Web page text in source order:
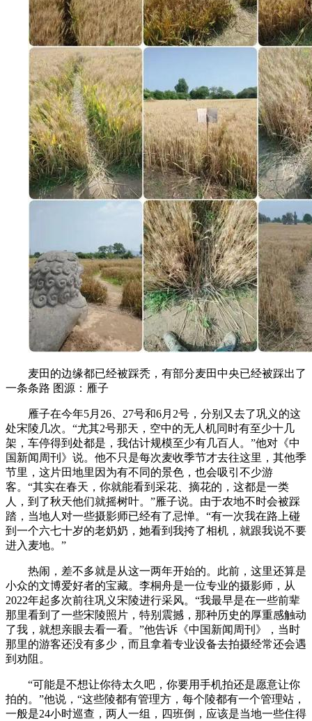
麦田的边缘都已经被踩秃，有部分麦田中央已经被踩出了
一条条路 图源：雁子
雁子在今年5月26、27号和6月2号，分别又去了巩义的这
处宋陵几次。“尤其2号那天，空中的无人机同时有至少十几
架，车停得到处都是，我估计规模至少有几百人。”他对《中
国新闻周刊》说。他不只是每次麦收季节才去往这里，其他季
节里，这片田地里因为有不同的景色，也会吸引不少游
客。“其实在春天，你就能看到采花、摘花的，这都是一类
人，到了秋天他们就摇树叶。”雁子说。由于农地不时会被踩
踏，当地人对一些摄影师已经有了忌惮。“有一次我在路上碰
到一个六七十岁的老奶奶，她看到我挎了相机，就跟我说不要
进入麦地。”
热闹，差不多就是从这一两年开始的。此前，这里还算是
小众的文博爱好者的宝藏。李桐舟是一位专业的摄影师，从
2022年起多次前往巩义宋陵进行采风。“我最早是在一些前辈
那里看到了一些宋陵照片，特别震撼，那种历史的厚重感触动
了我，就想亲眼去看一看。”他告诉《中国新闻周刊》，当时
那里的游客还没有多少，而且拿着专业设备去拍摄经常还会遇
到劝阻。
“可能是不想让你待太久吧，你要用手机拍还是愿意让你
拍的。”他说，“这些陵都有管理方，每个陵都有一个管理站，
一般是24小时巡查，两人一组，四班倒，应该是当地一些住得